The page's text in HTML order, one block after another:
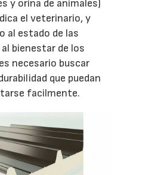
y orina de animales)
el veterinario, y
al estado de las
bienestar de los
necesario buscar
que puedan
facilmente.